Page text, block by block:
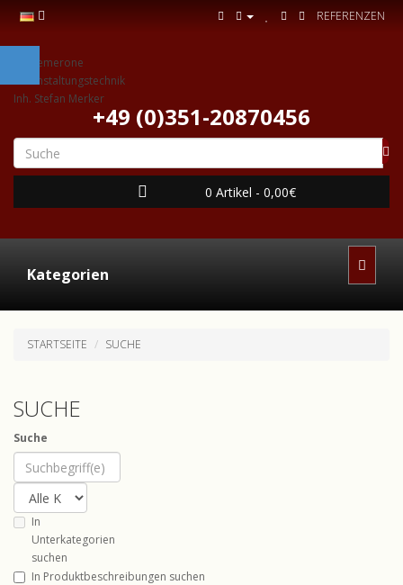
REFERENZEN
+49 (0)351-20870456
0 Artikel - 0,00€
Kategorien
STARTSEITE SUCHE
SUCHE
Suche
In
Unterkategorien
suchen
In Produktbeschreibungen suchen